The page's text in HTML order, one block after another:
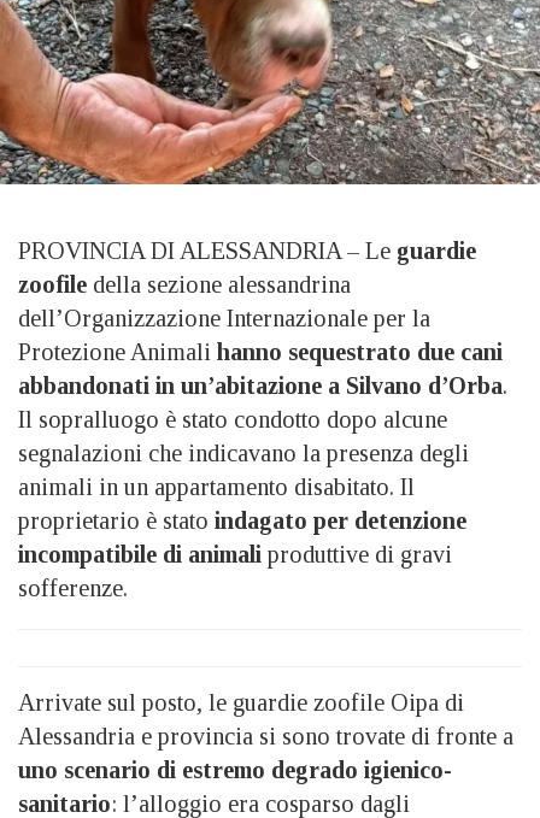
PROVINCIA DI ALESSANDRIA – Le guardie
zoofile della sezione alessandrina
dell’Organizzazione Internazionale per la
Protezione Animali hanno sequestrato due cani
abbandonati in un’abitazione a Silvano d’Orba.
Il sopralluogo è stato condotto dopo alcune
segnalazioni che indicavano la presenza degli
animali in un appartamento disabitato. Il
proprietario è stato indagato per detenzione
incompatibile di animali produttive di gravi
sofferenze.
Arrivate sul posto, le guardie zoofile Oipa di
Alessandria e provincia si sono trovate di fronte a
uno scenario di estremo degrado igienico-
sanitario: l’alloggio era cosparso dagli